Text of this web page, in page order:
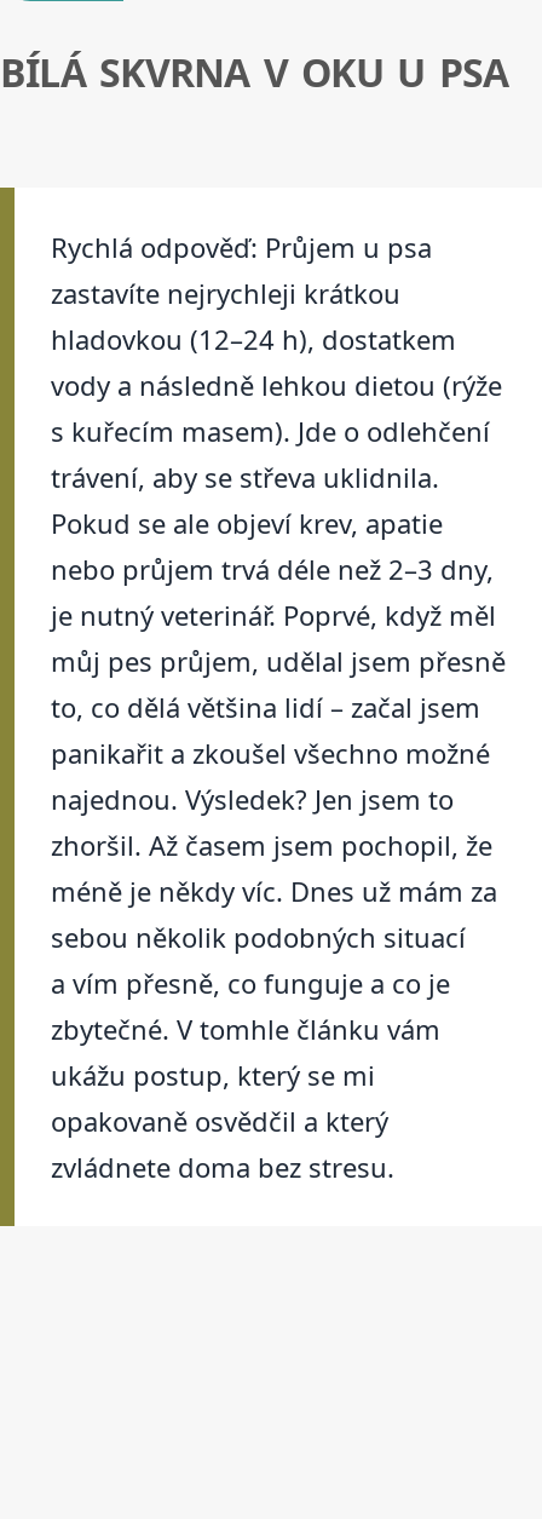
BÍLÁ SKVRNA V OKU U PSA
Rychlá odpověď: Průjem u psa
zastavíte nejrychleji krátkou
hladovkou (12–24 h), dostatkem
vody a následně lehkou dietou (rýže
s kuřecím masem). Jde o odlehčení
trávení, aby se střeva uklidnila.
Pokud se ale objeví krev, apatie
nebo průjem trvá déle než 2–3 dny,
je nutný veterinář. Poprvé, když měl
můj pes průjem, udělal jsem přesně
to, co dělá většina lidí – začal jsem
panikařit a zkoušel všechno možné
najednou. Výsledek? Jen jsem to
zhoršil. Až časem jsem pochopil, že
méně je někdy víc. Dnes už mám za
sebou několik podobných situací
a vím přesně, co funguje a co je
zbytečné. V tomhle článku vám
ukážu postup, který se mi
opakovaně osvědčil a který
zvládnete doma bez stresu.